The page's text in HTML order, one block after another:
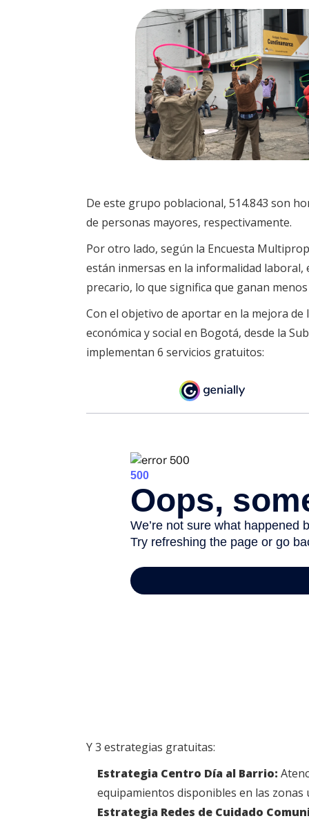
De este grupo poblacional, 514.843 son
de personas mayores, respectivamente.
Por otro lado, según la Encuesta
están inmersas en la informalidad laboral,
precario, lo que significa que ganan
Con el objetivo de aportar en la mejora de
económica y social en Bogotá, desde la
implementan 6 servicios gratuitos:
Y 3 estrategias gratuitas:
Estrategia Centro Día al Barrio:
equipamientos disponibles en las zonas
Estrategia Redes de Cuidado